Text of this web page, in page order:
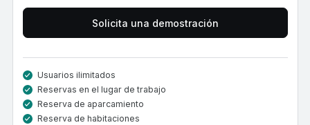
Solicita una demostración
Usuarios ilimitados
Reservas en el lugar de trabajo
Reserva de aparcamiento
Reserva de habitaciones